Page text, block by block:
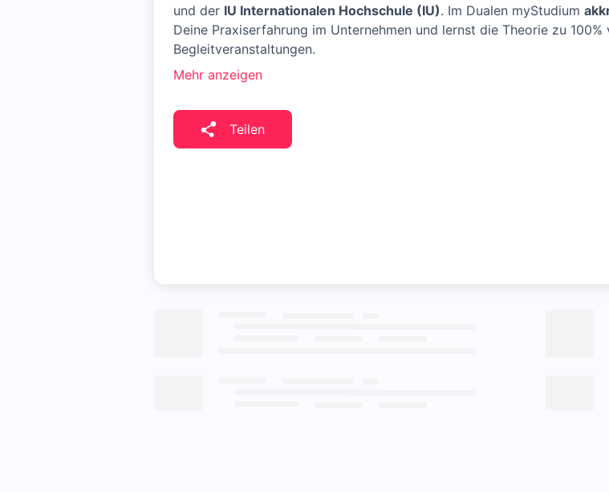
und der IU Internationalen Hochschule (IU). Im Dualen myStudium
Deine Praxiserfahrung im Unternehmen und lernst die Theorie zu
Begleitveranstaltungen.
Mehr anzeigen
Teilen